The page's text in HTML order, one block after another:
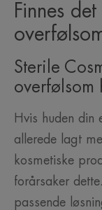
Finnes
Sterile
overfølsom
Hvis huden din
allerede lagt
kosmetiske
forårsaker
passende